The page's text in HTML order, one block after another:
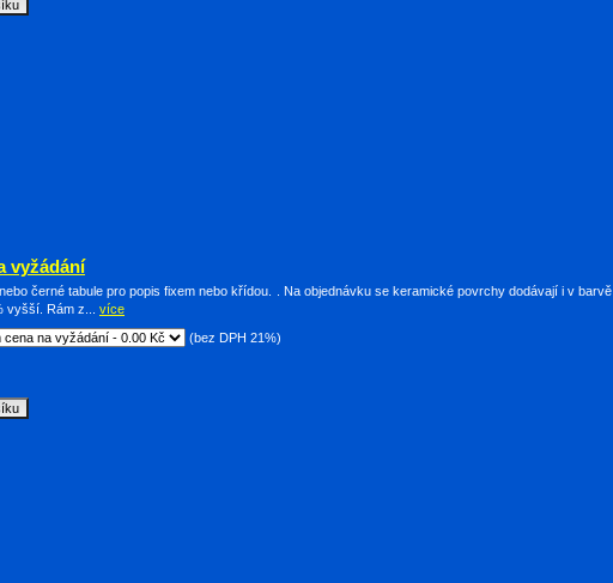
vyžádání
černé tabule pro popis fixem nebo křídou. . Na objednávku se keramické povrchy dodávají i v barvě
vyšší. Rám z... více
(bez DPH 21%)